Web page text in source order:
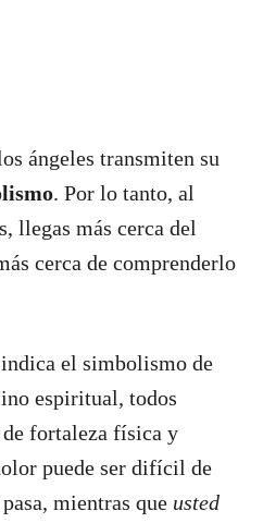
ángeles transmiten su
. Por lo tanto, al
llegas más cerca del
cerca de comprenderlo
el simbolismo de
espiritual, todos
de fortaleza física y
puede ser difícil de
mientras que usted